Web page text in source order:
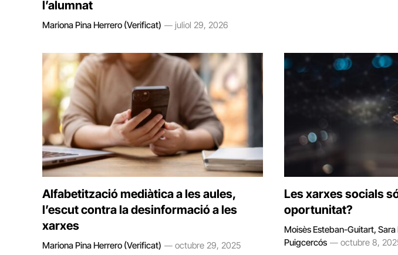
l’alumnat
Mariona Pina Herrero (Verificat) juliol 29, 2026
Alfabetització mediàtica a les aules,
l’escut contra la desinformació a les
xarxes
Mariona Pina Herrero (Verificat) octubre 29, 2025
Les xarxes socials
oportunitat?
Moisès Esteban-Guitart,
Puigcercós
octubre 8,